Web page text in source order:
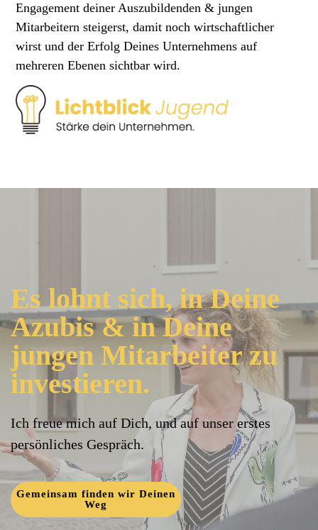
Engagement deiner Auszubildenden & jungen
Mitarbeitern steigerst, damit noch wirtschaftlicher
wirst und der Erfolg Deines Unternehmens auf
mehreren Ebenen sichtbar wird.
Es lohnt sich, in Deine
Azubis & in Deine
jungen Mitarbeiter zu
investieren.
Ich freue mich auf Dich, und auf unser erstes
persönliches Gespräch.
Gemeinsam finden wir Deinen
Weg